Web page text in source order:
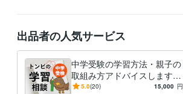
10年
受賞歴
ココナラ　ゴールドランクに昇格
資格・検定
色彩検定2級 取得年 : 2004年
出品者の人気サービス
中学受験の学習方法・親子の
取組み方アドバイスします
塾なしで中学受験合格したト
5.0(20) 15,000 円